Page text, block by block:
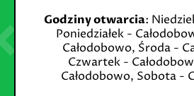
Godziny otwarcia:
Poniedziałek -
Całodobowo, Środa -
Czwartek -
Całodobowo, Sobota -